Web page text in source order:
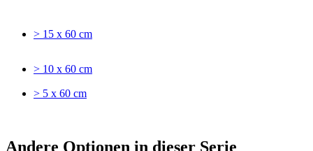
> 15 x 60 cm
> 10 x 60 cm
> 5 x 60 cm
Andere Optionen in dieser Serie